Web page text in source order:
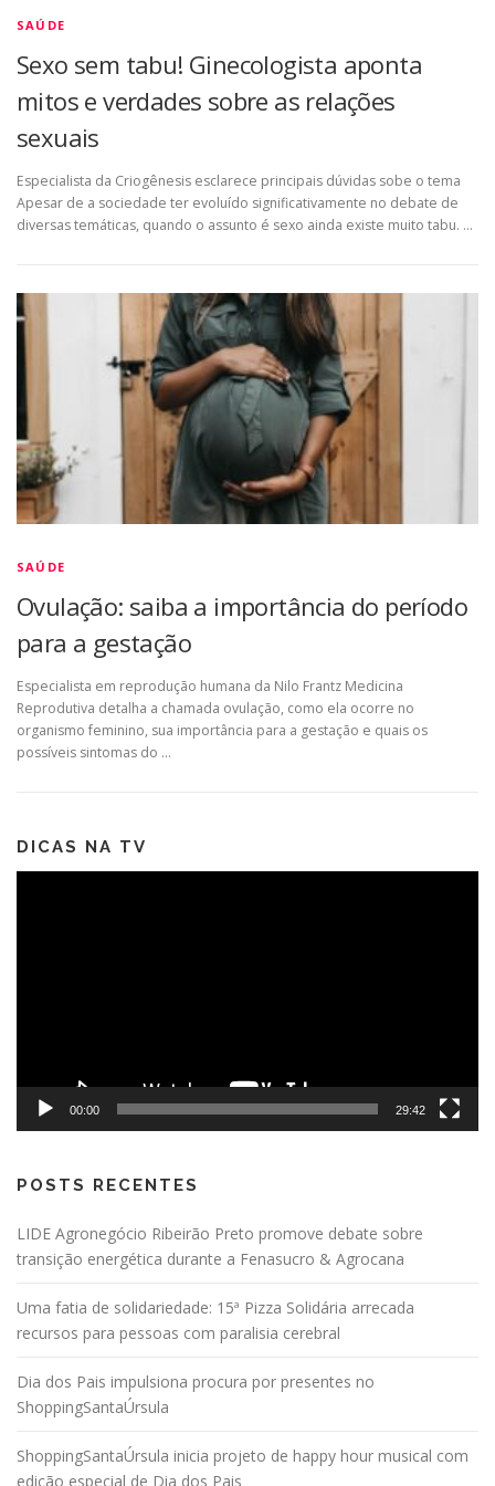
SAÚDE
Sexo sem tabu! Ginecologista aponta
mitos e verdades sobre as relações
sexuais
Especialista da Criogênesis esclarece principais dúvidas sobe o tema
Apesar de a sociedade ter evoluído significativamente no debate de
diversas temáticas, quando o assunto é sexo ainda existe muito tabu. …
SAÚDE
Ovulação: saiba a importância do período
para a gestação
Especialista em reprodução humana da Nilo Frantz Medicina
Reprodutiva detalha a chamada ovulação, como ela ocorre no
organismo feminino, sua importância para a gestação e quais os
possíveis sintomas do …
DICAS NA TV
00:00 29:42
POSTS RECENTES
LIDE Agronegócio Ribeirão Preto promove debate sobre
transição energética durante a Fenasucro & Agrocana
Uma fatia de solidariedade: 15ª Pizza Solidária arrecada
recursos para pessoas com paralisia cerebral
Dia dos Pais impulsiona procura por presentes no
ShoppingSantaÚrsula
ShoppingSantaÚrsula inicia projeto de happy hour musical com
edição especial de Dia dos Pais